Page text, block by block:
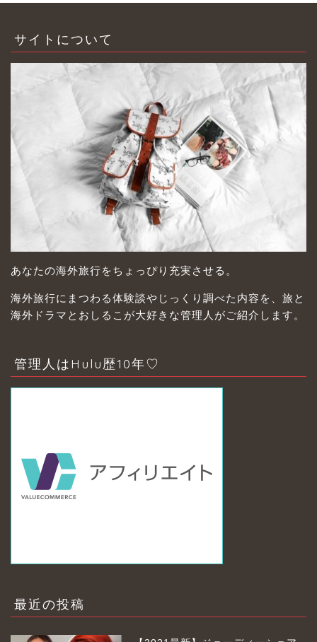
サイトについて
あなたの海外旅行をちょっぴり充実させる。
海外旅行にまつわる体験談やじっくり調べた内容を、旅と
海外ドラマとおしるこが大好きな管理人がご紹介します。
管理人はHulu歴10年♡
最近の投稿